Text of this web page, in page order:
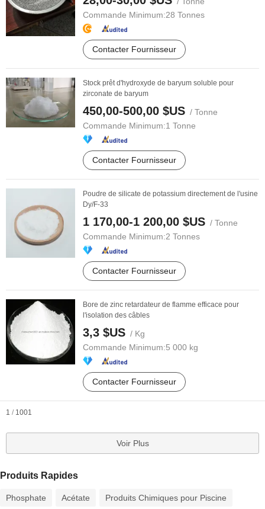
Commande Minimum:28 Tonnes
Contacter Fournisseur
Stock prêt d'hydroxyde de baryum soluble pour
zirconate de baryum
450,00-500,00 $US / Tonne
Commande Minimum:1 Tonne
Contacter Fournisseur
Poudre de silicate de potassium directement de l'usine
Dy/F-33
1 170,00-1 200,00 $US / Tonne
Commande Minimum:2 Tonnes
Contacter Fournisseur
Bore de zinc retardateur de flamme efficace pour
l'isolation des câbles
3,3 $US / Kg
Commande Minimum:5 000 kg
Contacter Fournisseur
1 / 1001
Voir Plus
Produits Rapides
Phosphate Acétate Produits Chimiques pour Piscine